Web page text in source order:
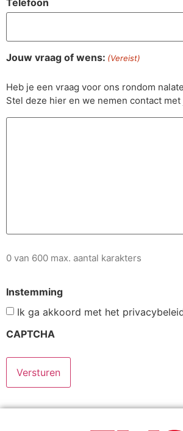
Telefoon
Jouw vraag of wens: (Vereist)
Heb je een vraag voor ons rondom
Stel deze hier en we nemen contact met
0 van 600 max. aantal karakters
Instemming
Ik ga akkoord met het
CAPTCHA